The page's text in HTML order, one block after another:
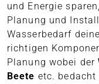
und Energie
Planung und
Wasserbedarf
richtigen
Planung wobei der
Beete etc.